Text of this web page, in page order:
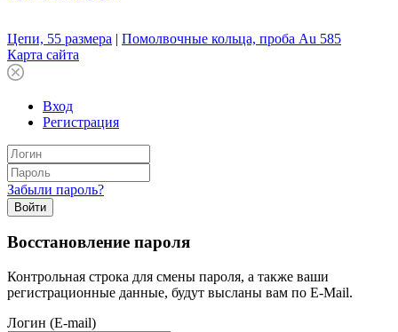
Цепи, 55 размера | Помолвочные кольца, проба Au 585
Карта сайта
Вход
Регистрация
Забыли пароль?
Войти
Восстановление пароля
Контрольная строка для смены пароля, а также ваши
регистрационные данные, будут высланы вам по E-Mail.
Логин (E-mail)